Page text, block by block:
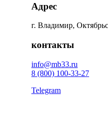
Адрес
г. Владимир,
контакты
info@mb33.ru
8 (800) 100-33-27
Telegram